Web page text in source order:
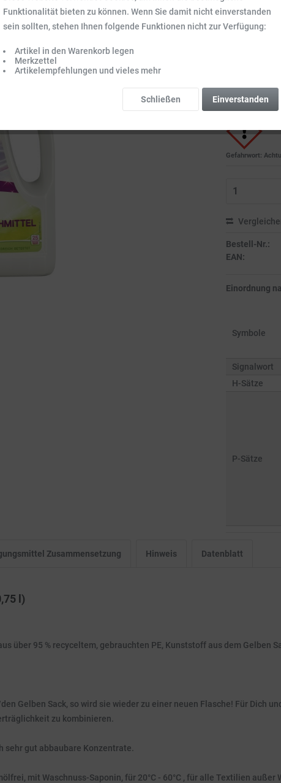
16,99
2.25 l
Preise inkl.
Sofort
Lieferzeit 3-
Bitte beachten
Gefahrwort:
Bestell-Nr.:
EAN:
Einordnung
Symbole
Signalwort
H-Sätze
P-Sätze
Zusammensetzung Hinweis Datenblatt
l)
über 95 % recyceltem, gebrauchten PE, Kunststoff aus dem Gelben
Gelben Sack, so wird sie wieder zu einer neuen Flasche! Für Dich
zu kombinieren.
sehr gut abbaubare Konzentrate.
mit Waschnuss-Saponin, für 20°C - 60°C , für alle Textilien außer
Funktionalität bieten zu können. Wenn Sie damit nicht einverstanden
sein sollten, stehen Ihnen folgende Funktionen nicht zur Verfügung:
Artikel in den Warenkorb legen
Merkzettel
Artikelempfehlungen und vieles mehr
Einverstanden
Schließen